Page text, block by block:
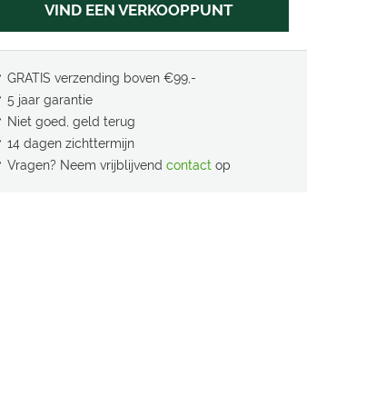
VIND EEN VERKOOPPUNT
GRATIS verzending boven €99,-
5 jaar garantie
Niet goed, geld terug
14 dagen zichttermijn
Vragen? Neem vrijblijvendcontactop